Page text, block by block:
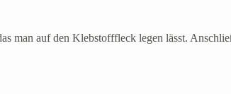
man auf den Klebstofffleck legen lässt.